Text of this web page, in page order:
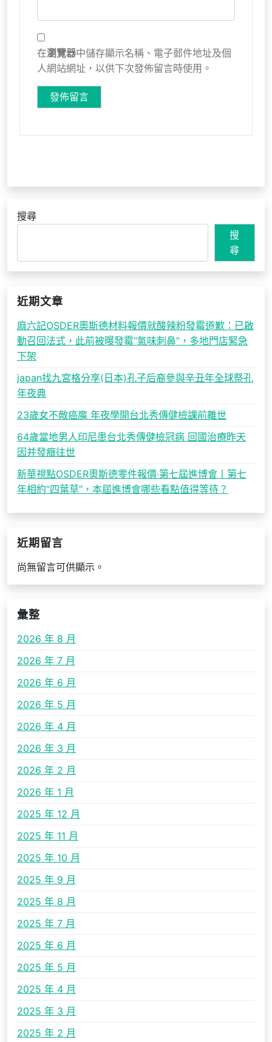
在瀏覽器中儲存顯示名稱、電子郵件地址及個
人網站網址，以供下次發佈留言時使用。
搜尋
搜
尋
近期文章
麻六記OSDER奧斯德材料報價就酸辣粉發霉道歉：已啟
動召回法式，此前被曝發霉“氣味刺鼻”，多地門店緊急
下架
japan找九宮格分享(日本)孔子后裔參與辛丑年全球祭孔
年夜典
23歲女不敵癌魔 年夜學開台北秀傳健檢課前離世
64歲當地男人印尼患台北秀傳健檢冠病 回國治療昨天
因并發癥往世
新華視點OSDER奧斯德零件報價·第七屆進博會丨第七
年相約“四葉草”，本屆進博會哪些看點值得等待？
近期留言
尚無留言可供顯示。
彙整
2026 年 8 月
2026 年 7 月
2026 年 6 月
2026 年 5 月
2026 年 4 月
2026 年 3 月
2026 年 2 月
2026 年 1 月
2025 年 12 月
2025 年 11 月
2025 年 10 月
2025 年 9 月
2025 年 8 月
2025 年 7 月
2025 年 6 月
2025 年 5 月
2025 年 4 月
2025 年 3 月
2025 年 2 月